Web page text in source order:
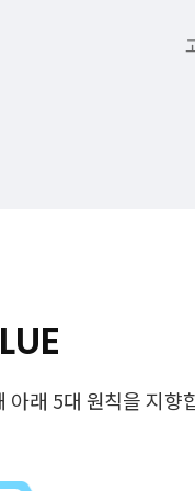
아래 5대 원칙을 지향